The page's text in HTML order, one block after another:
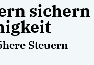
Steuern